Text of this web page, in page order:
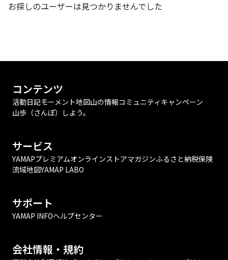
お探しのユーザーは見つかりませんでした
コンテンツ
活動日記モーメント地図山の情報コミュニティ キャンペーン
山歩（さんぽ）しよう。
サービス
YAMAPプレミアムオンラインストアマガジンふるさと納税保険
流域地図YAMAP LABO
サポート
YAMAP INFOヘルプセンター
会社情報・規約